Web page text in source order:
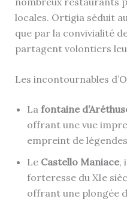
locales. Ortigia séduit
que par la convivialité
partagent volontiers
Les incontournables
La fontaine
offrant une vue
empreint de
Le Castello Maniace,
forteresse du XIe
offrant une plongée